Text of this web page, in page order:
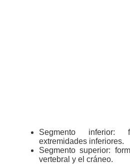
Segmento
extremidades inferiores.
Segmento superior:
vertebral y el cráneo.